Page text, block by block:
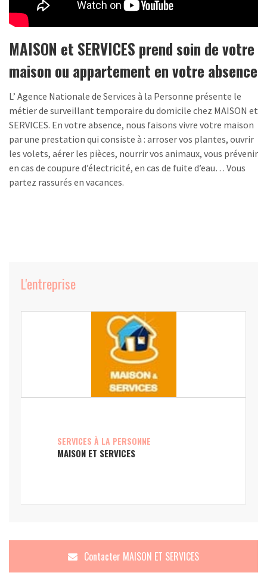
MAISON et SERVICES prend soin de votre
maison ou appartement en votre absence
L’ Agence Nationale de Services à la Personne présente le
métier de surveillant temporaire du domicile chez MAISON et
SERVICES. En votre absence, nous faisons vivre votre maison
par une prestation qui consiste à : arroser vos plantes, ouvrir
les volets, aérer les pièces, nourrir vos animaux, vous prévenir
en cas de coupure d’électricité, en cas de fuite d’eau… Vous
partez rassurés en vacances.
L'entreprise
SERVICES À LA PERSONNE
MAISON ET SERVICES
Contacter MAISON ET SERVICES